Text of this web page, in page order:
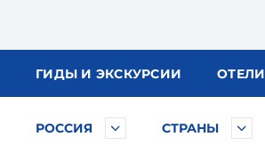
ГИДЫ И ЭКСКУРСИИ ОТЕЛИ
РОССИЯ СТРАНЫ